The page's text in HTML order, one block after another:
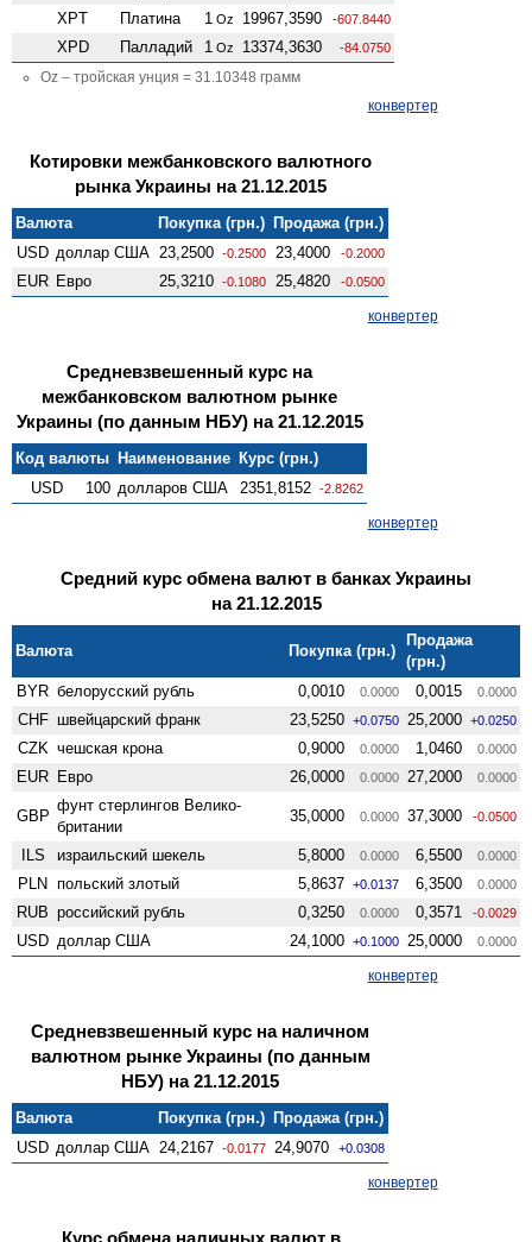
XPT Платина 1 Oz 19967,3590 -607.8440
XPD Палладий 1 Oz 13374,3630 -84.0750
Oz – тройская унция = 31.10348 грамм
конвертер
Котировки межбанковского валютного
рынка Украины на 21.12.2015
Валюта Покупка (грн.) Продажа (грн.)
USD доллар США 23,2500 -0.2500 23,4000 -0.2000
EUR Евро 25,3210 -0.1080 25,4820 -0.0500
конвертер
Средневзвешенный курс на
межбанковском валютном рынке
Украины (по данным НБУ) на 21.12.2015
Код валюты Наименование Курс (грн.)
USD
100 долларов США 2351,8152 -2.8262
конвертер
Средний курс обмена валют в банках Украины
на 21.12.2015
Валюта Покупка (грн.)
Продажа
(грн.)
BYR белорусский рубль 0,0010 0.0000 0,0015 0.0000
CHF швейцарский франк 23,5250 +0.0750 25,2000 +0.0250
CZK чешская крона 0,9000 0.0000 1,0460 0.0000
EUR Евро 26,0000 0.0000 27,2000 0.0000
GBP
фунт стерлингов Велико­
британии
35,0000 0.0000 37,3000 -0.0500
ILS израильский шекель 5,8000 0.0000 6,5500 0.0000
PLN польский злотый 5,8637 +0.0137 6,3500 0.0000
RUB российский рубль 0,3250 0.0000 0,3571 -0.0029
USD доллар США 24,1000 +0.1000 25,0000 0.0000
конвертер
Средневзвешенный курс на наличном
валютном рынке Украины (по данным
НБУ) на 21.12.2015
Валюта Покупка (грн.) Продажа (грн.)
USD доллар США 24,2167 -0.0177 24,9070 +0.0308
конвертер
Курс обмена наличных валют в